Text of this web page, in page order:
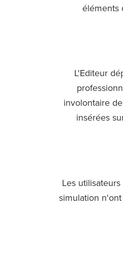
éléments
L'Editeur
involontaire
insérées
Les
simulation